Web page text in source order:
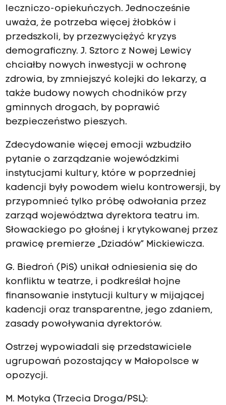
leczniczo-opiekuńczych. Jednocześnie
uważa, że potrzeba więcej żłobków i
przedszkoli, by przezwyciężyć kryzys
demograficzny. J. Sztorc z Nowej Lewicy
chciałby nowych inwestycji w ochronę
zdrowia, by zmniejszyć kolejki do lekarzy, a
także budowy nowych chodników przy
gminnych drogach, by poprawić
bezpieczeństwo pieszych.
Zdecydowanie więcej emocji wzbudziło
pytanie o zarządzanie wojewódzkimi
instytucjami kultury, które w poprzedniej
kadencji były powodem wielu kontrowersji, by
przypomnieć tylko próbę odwołania przez
zarząd województwa dyrektora teatru im.
Słowackiego po głośnej i krytykowanej przez
prawicę premierze „Dziadów” Mickiewicza.
G. Biedroń (PiS) unikał odniesienia się do
konfliktu w teatrze, i podkreślał hojne
finansowanie instytucji kultury w mijającej
kadencji oraz transparentne, jego zdaniem,
zasady powoływania dyrektorów.
Ostrzej wypowiadali się przedstawiciele
ugrupowań pozostający w Małopolsce w
opozycji.
M. Motyka (Trzecia Droga/PSL):